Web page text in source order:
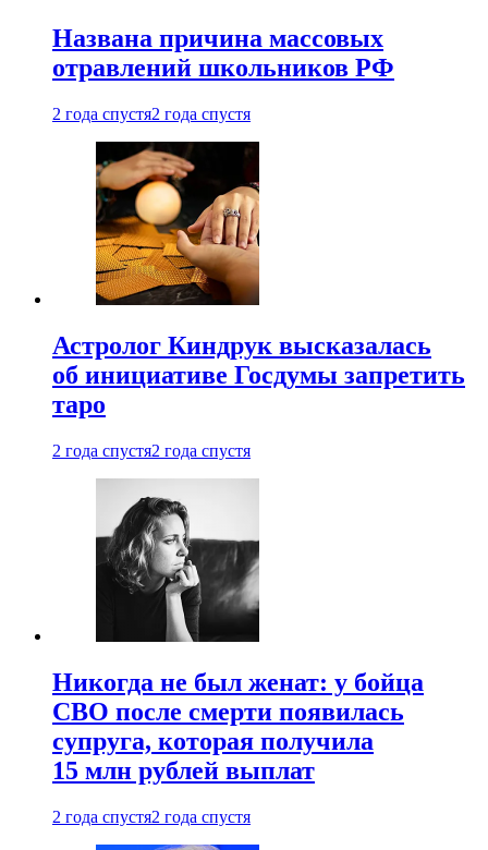
Названа причина массовых
отравлений школьников РФ
2 года спустя2 года спустя
Астролог Киндрук высказалась
об инициативе Госдумы запретить
таро
2 года спустя2 года спустя
Никогда не был женат: у бойца
СВО после смерти появилась
супруга, которая получила
15 млн рублей выплат
2 года спустя2 года спустя